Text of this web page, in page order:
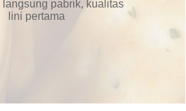
langsung pabrik, kualitas
lini pertama